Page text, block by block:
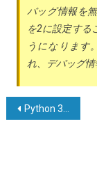
バッグ情報を無
を2に設定する
うになります
れ、デバッグ情
投 Python 3に関するトピック：[naiveとawareなdatetime.now() <= challenge.datetime_endを比較することはできません]